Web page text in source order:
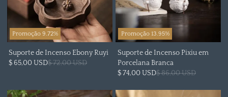
Promoção 9.72%
Suporte de Incenso Ebony Ruyi
$ 65,00 USD$ 72,00 USD
Promoção 13.95%
Suporte de Incenso Pixiu em
Porcelana Branca
$ 74,00 USD$ 86,00 USD